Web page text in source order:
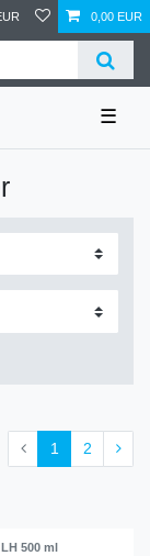
0,00 EUR
☰
1 2
500 ml